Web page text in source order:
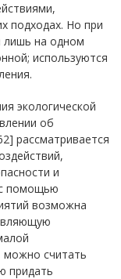
подходах. Но при
лишь на одном
используются
экологической
об
рассматривается
и
помощью
возможна
можно считать
придать